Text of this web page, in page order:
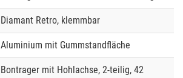
Diamant Retro, klemmbar
Aluminium mit Gummstandfläche
Bontrager mit Hohlachse, 2-teilig, 42